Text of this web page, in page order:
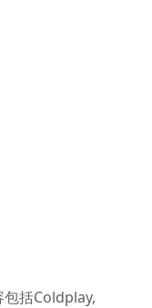
括Coldplay,